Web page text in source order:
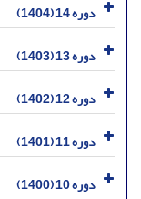
دوره 14 (1404)
دوره 13 (1403)
دوره 12 (1402)
دوره 11 (1401)
دوره 10 (1400)